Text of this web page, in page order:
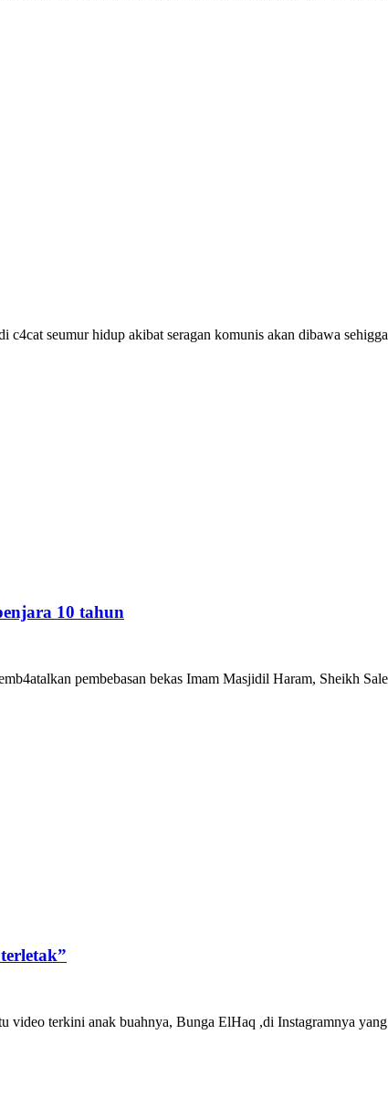
c4cat seumur hidup akibat seragan komunis akan dibawa
10 tahun
pembebasan bekas Imam Masjidil Haram, Sheikh
video terkini anak buahnya, Bunga ElHaq ,di Instagramnya